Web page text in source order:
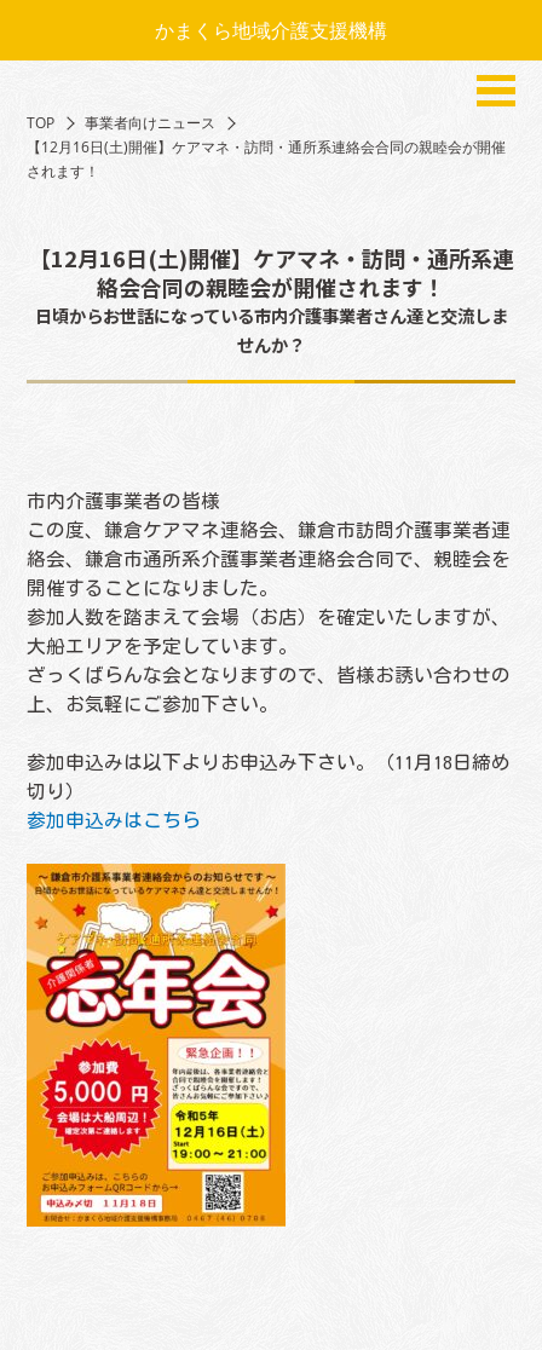
かまくら地域介護支援機構
TOP
事業者向けニュース
【12月16日(土)開催】ケアマネ・訪問・通所系連絡会合同の親睦会が開催
されます！
【12月16日(土)開催】ケアマネ・訪問・通所系連
絡会合同の親睦会が開催されます！
日頃からお世話になっている市内介護事業者さん達と交流しま
せんか？
市内介護事業者の皆様
この度、鎌倉ケアマネ連絡会、鎌倉市訪問介護事業者連
絡会、鎌倉市通所系介護事業者連絡会合同で、親睦会を
開催することになりました。
参加人数を踏まえて会場（お店）を確定いたしますが、
大船エリアを予定しています。
ざっくばらんな会となりますので、皆様お誘い合わせの
上、お気軽にご参加下さい。
参加申込みは以下よりお申込み下さい。（11月18日締め
切り）
参加申込みはこちら